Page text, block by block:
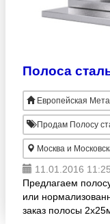
Европейская
Продам Полосу
Москва и
11.01.2016 11:25
Предлагаем
или
заказ полосы